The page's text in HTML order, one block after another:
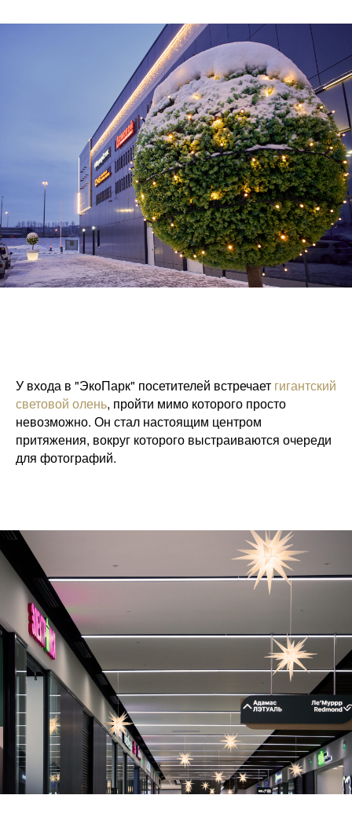
У входа в "ЭкоПарк" посетителей встречает гигантский
световой олень, пройти мимо которого просто
невозможно. Он стал настоящим центром
притяжения, вокруг которого выстраиваются очереди
для фотографий.